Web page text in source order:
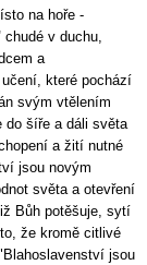
na hoře -
chudé v duchu,
a
které pochází
svým vtělením
do šíře a dáli světa
a žití nutné
jsou novým
světa a otevření
Bůh potěšuje, sytí
že kromě citlivé
jsou